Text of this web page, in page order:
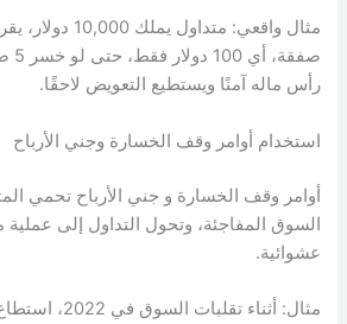
صفقة،
رأس ماله آمنًا ويستطيع التعويض لاحقًا.
استخدام أوامر وقف الخسارة وجني الأرباح
أوامر وقف الخسارة و جني الأرباح تحمي
السوق المفاجئة، وتحول التداول إلى
عشوائية.
مثال: أثناء